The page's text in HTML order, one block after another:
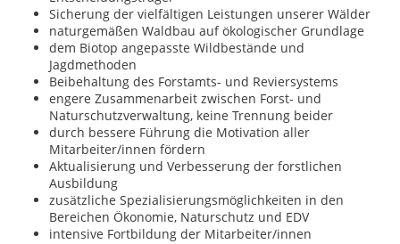
Sicherung der vielfältigen Leistungen unserer Wälder
naturgemäßen Waldbau auf ökologischer Grundlage
dem Biotop angepasste Wildbestände und
Jagdmethoden
Beibehaltung des Forstamts- und Reviersystems
engere Zusammenarbeit zwischen Forst- und
Naturschutzverwaltung, keine Trennung beider
durch bessere Führung die Motivation aller
Mitarbeiter/innen fördern
Aktualisierung und Verbesserung der forstlichen
Ausbildung
zusätzliche Spezialisierungsmöglichkeiten in den
Bereichen Ökonomie, Naturschutz und EDV
intensive Fortbildung der Mitarbeiter/innen